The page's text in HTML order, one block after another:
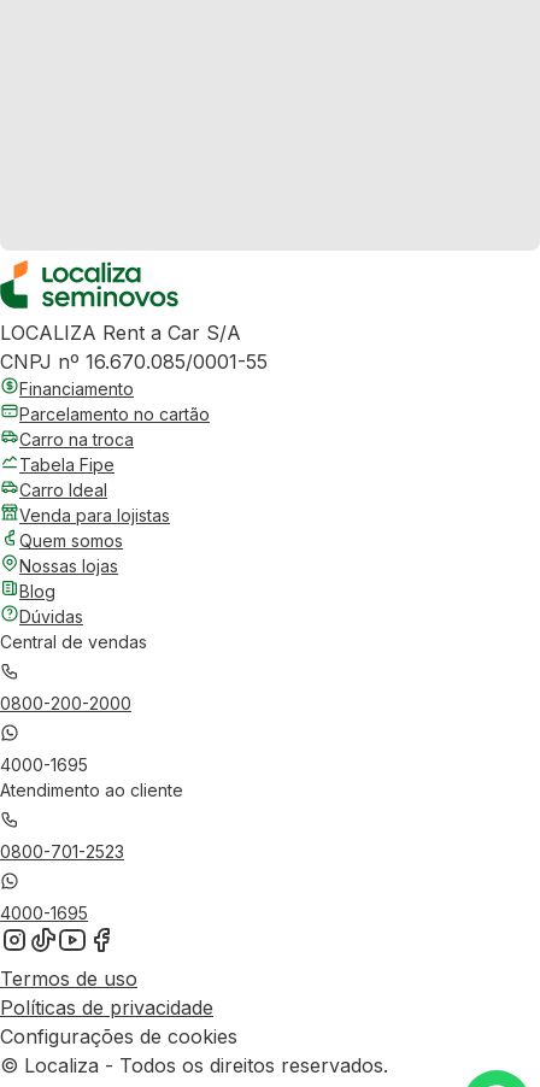
LOCALIZA Rent a Car S/A
CNPJ nº 16.670.085/0001-55
Financiamento
Parcelamento no cartão
Carro na troca
Tabela Fipe
Carro Ideal
Venda para lojistas
Quem somos
Nossas lojas
Blog
Dúvidas
Central de vendas
0800-200-2000
4000-1695
Atendimento ao cliente
0800-701-2523
4000-1695
Termos de uso
Políticas de privacidade
Configurações de cookies
© Localiza - Todos os direitos reservados.